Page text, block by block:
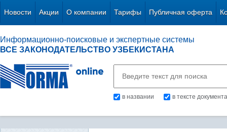
Новости Акции О компании Тарифы Публичная оферта
Информационно-поисковые и экспертные системы
ВСЕ ЗАКОНОДАТЕЛЬСТВО УЗБЕКИСТАНА
в названии в тексте документа